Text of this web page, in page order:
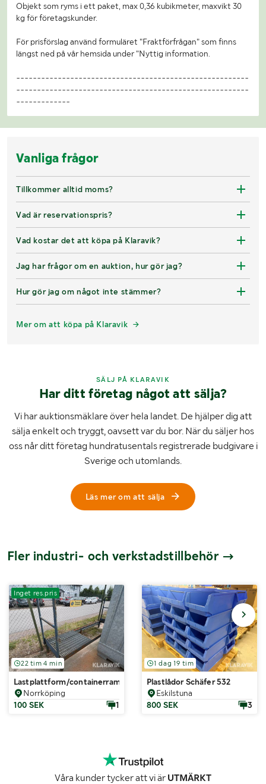
Objekt som ryms i ett paket, max 0,36 kubikmeter, maxvikt 30
kg för företagskunder.
För prisförslag använd formuläret "Fraktförfrågan" som finns
längst ned på vår hemsida under "Nyttig information.
--------------------------------------------------------
--------------------------------------------------------
-------------
Vanliga frågor
Tillkommer alltid moms?
Vad är reservationspris?
Vad kostar det att köpa på Klaravik?
Jag har frågor om en auktion, hur gör jag?
Hur gör jag om något inte stämmer?
Mer om att köpa på Klaravik
SÄLJ PÅ KLARAVIK
Har ditt företag något att sälja?
Vi har auktionsmäklare över hela landet. De hjälper dig att
sälja enkelt och tryggt, oavsett var du bor. När du säljer hos
oss når ditt företag hundratusentals registrerade budgivare i
Sverige och utomlands.
Läs mer om att sälja
Fler industri- och verkstadstillbehör
Inget res.pris
22 tim 4 min
Lastplattform/containerramp 3000x1100
Norrköping
100 SEK
1
1 dag 19 tim
Plastlådor Schäfer 532
Eskilstuna
800 SEK
3
Våra kunder tycker att vi är UTMÄRKT